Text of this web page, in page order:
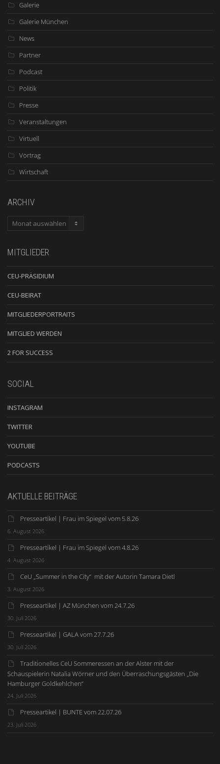
Galerie
Galerie München
News
Partner
Podcast
Politik
Presse
Veranstaltungen
Virtuell
Vortrag
Wirtschaft
ARCHIV
ARCHIV
MITGLIEDER
CEU-PRÄSIDIUM
CEU-BEIRAT
MITGLIEDERPORTRAITS
MITGLIED WERDEN
2 FOR SUCCESS
SOCIAL
INSTAGRAM
TWITTER
YOUTUBE
PODCASTS
AKTUELLE BEITRÄGE
Presseartikel | Frau im Spiegel vom 5.8.26
6. August 2026
Presseartikel | Frau im Spiegel vom 4.8.26
4. August 2026
CeU „Summer in the City“ mit der Autorin Tamara Dietl
3. August 2026
Presseartikel | AZ München vom 24.7.26
30. Juli 2026
Presseartikel | GALA vom 27.7.26
30. Juli 2026
Traditionelles CeU Sommeressen an der Alster mit der
Schauspielerin Natalia Wörner und den Überraschungsgästen „Die
Hamburger Goldkehlchen“
24. Juli 2026
Presseartikel | BUNTE vom 22.07.26
23. Juli 2026